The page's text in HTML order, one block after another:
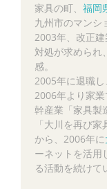
家具の町、 福岡
九州市のマンシ
2003年、改正
対処が求められ
感。
2005年に退職し
2006年より家
幹産業「家具製
「大川を再び
から、2006年に
ーネットを活用
る活動を続けて